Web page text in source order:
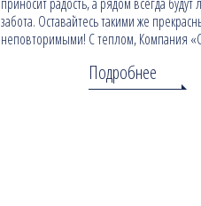
забота. Оставайтесь такими же
неповторимыми! С теплом, Компания
Подробнее